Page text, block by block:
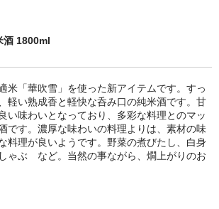
県朝来市）
鳥取県八頭郡智頭町）
島根県出雲市）
香川県琴平市）
酒 1800ml
米「華吹雪」を使った新アイテムです。すっ
軽い熟成香と軽快な呑み口の純米酒です。甘
い味わいとなっており、多彩な料理とのマッ
です。濃厚な味わいの料理よりは、素材の味
料理が良いようです。野菜の煮びたし、白身
ゃぶ など。当然の事ながら、燗上がりのお